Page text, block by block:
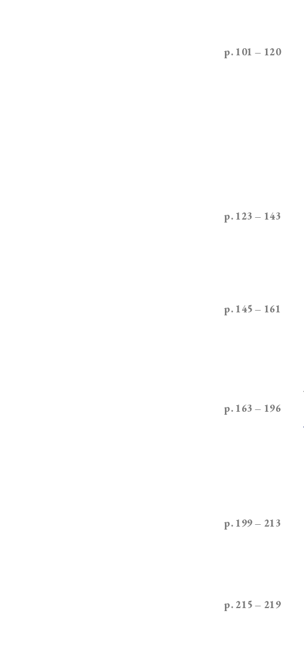
p. 101 – 120
p. 123 – 143
p. 145 – 161
p. 163 – 196
p. 199 – 213
p. 215 – 219